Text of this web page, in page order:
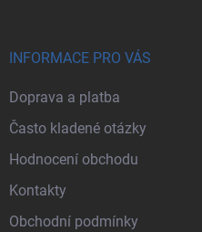
INFORMACE PRO VÁS
Doprava a platba
Často kladené otázky
Hodnocení obchodu
Kontakty
Obchodní podmínky